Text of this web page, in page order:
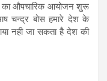
का औपचारिक आयोजन शुरू
चन्द्र बोस हमारे देश के
नही जा सकता है देश की